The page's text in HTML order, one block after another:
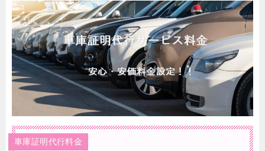
車庫証明代行料金